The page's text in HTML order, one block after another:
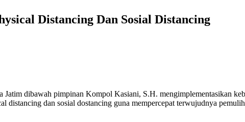
Distancing Dan Sosial Distancing
Jatim dibawah pimpinan Kompol Kasiani, S.H. mengimplementasikan
distancing dan sosial dostancing guna mempercepat terwujudnya